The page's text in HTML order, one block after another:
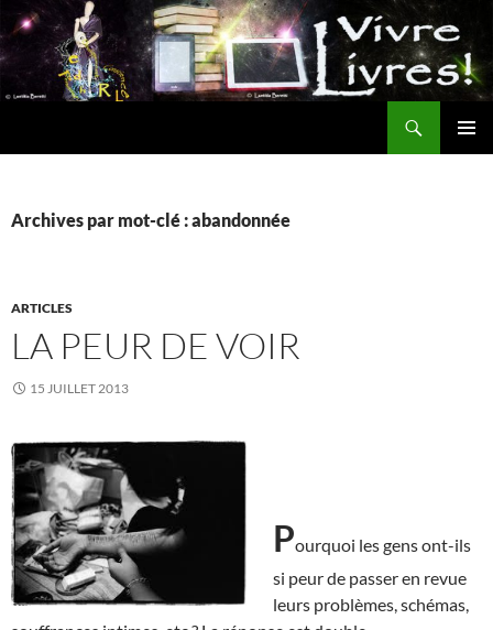
Aller
au
contenu
Archives par mot-clé : abandonnée
ARTICLES
LA PEUR DE VOIR
15 JUILLET 2013
Pourquoi les gens ont-ils
si peur de passer en revue
leurs problèmes, schémas,